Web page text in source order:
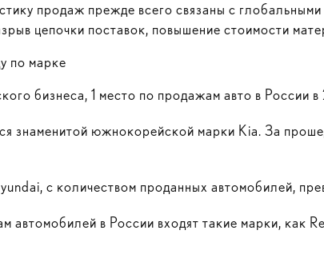
продаж прежде всего связаны с
цепочки поставок, повышение стоимости
по марке
бизнеса, 1 место по продажам авто в России
знаменитой южнокорейской марки Kia. За
с количеством проданных автомобилей,
автомобилей в России входят такие марки,